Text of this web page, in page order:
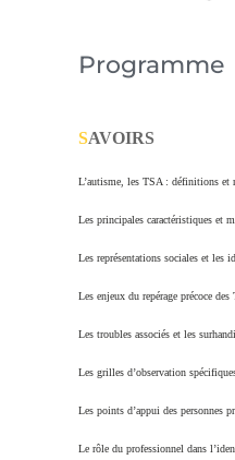
Programme
SAVOIRS
L’autisme, les TSA : définitions et
Les principales caractéristiques et
Les représentations sociales et les
Les enjeux du repérage précoce des
Les troubles associés et les
Les grilles d’observation
Les points d’appui des personnes
Le rôle du professionnel dans